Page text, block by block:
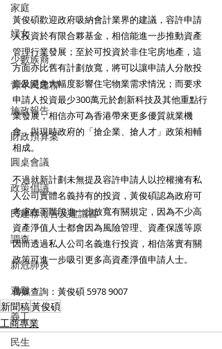
家庭
婦女
少數族裔
青年民建聯
施政報告
財政預算案
圓桌會議
政策倡議
民建聯報告及建議書
調查
新冠肺炎
選舉
義工
民生
黃俊碩歡迎政府吸納會計業界的建議，容許申請
人投資於有限合夥基金，相信能進一步推動資產
管理行業發展；至於可投資於非住宅房地產，這
方面亦比舊有計劃放寬，將可以讓申請人分散投
資及避免大幅度影響住宅物業需求情況；而要求
申請人投資最少300萬元於創新科技及其他重點行
業發展，相信亦可為香港帶來更多優質就業機
會，與現時政府的「搶企業、搶人才」政策相輔
相成。
不過就新計劃未無提及容許申請人以控權擁有私
人公司實體名義持有的投資，黃俊碩認為政府可
考慮在下階段進一步放寬有關規定，因為不少高
資產淨值人士都會因為風險管理、資產保護等原
因而透過私人公司名義進行投資，相信落實有關
政策可進一步吸引更多高資產淨值申請人士。
傳媒查詢：黃俊碩 5978 9007
新聞稿黃俊碩
工商專業